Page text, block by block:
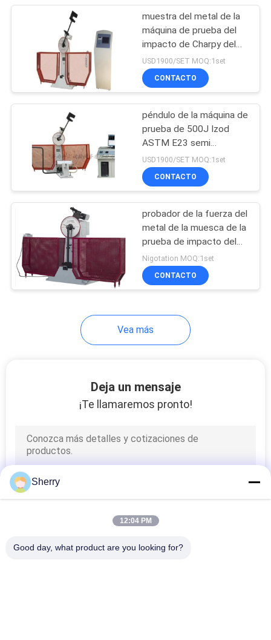
Máquina de prueba
del impacto de
Charpy
Máquina de prueba
de la compresión
del cubo
11
Probador
dureza
13
Indicador de grueso
del NDT
Probador de la
abrasión del
muestra del metal de la
máquina de prueba del
impacto de Charpy del
parámetro de 40m m
USD1900/SET MOQ:1set
CONTACTO
péndulo de la máquina de
prueba de 500J Izod
ASTM E23 semi
automático
USD1900/SET MOQ:1set
CONTACTO
probador de la fuerza del
metal de la muesca de la
prueba de impacto del
péndulo de 300J
Digitaces Charpy V
Nigotation MOQ:1set
CONTACTO
Vea más
Deja un mensaje
¡Te llamaremos pronto!
Sherry
12:04 PM
Good day, what product are you looking for?